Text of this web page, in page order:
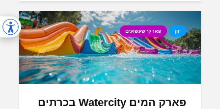
יוון פארקי שעשועים
פארק המים Watercity בכרתים